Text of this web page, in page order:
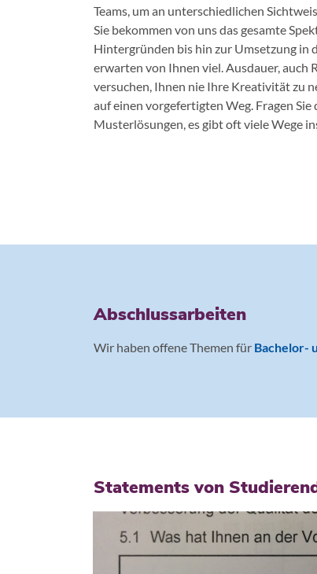
Teams, um an unterschiedlichen
Sie bekommen von uns das gesamte
Hintergründen bis hin zur Umsetzung in
erwarten von Ihnen viel. Ausdauer, auch
versuchen, Ihnen nie Ihre Kreativität zu
auf einen vorgefertigten Weg. Fragen Sie
Musterlösungen, es gibt oft viele Wege
Abschlussarbeiten
Wir haben offene Themen für Bachelor-
Statements von